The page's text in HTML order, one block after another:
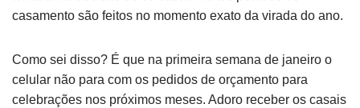
casamento são feitos no momento exato da virada do ano.
Como sei disso? É que na primeira semana de janeiro o
celular não para com os pedidos de orçamento para
celebrações nos próximos meses. Adoro receber os casais